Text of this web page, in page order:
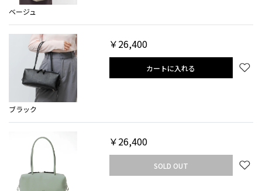
ベージュ
ブラック
￥26,400
カートに入れる
￥26,400
SOLD OUT